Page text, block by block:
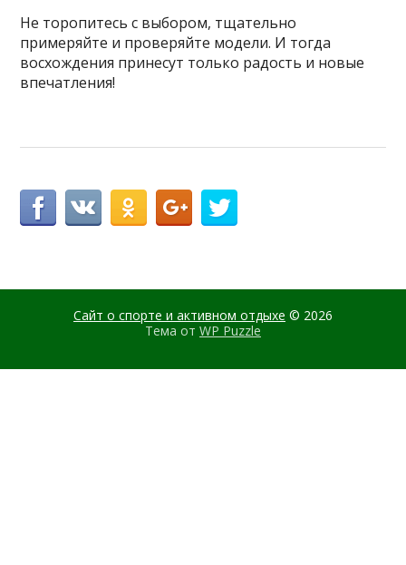
Не торопитесь с выбором, тщательно
примеряйте и проверяйте модели. И тогда
восхождения принесут только радость и новые
впечатления!
Сайт о спорте и активном отдыхе © 2026
Тема от WP Puzzle